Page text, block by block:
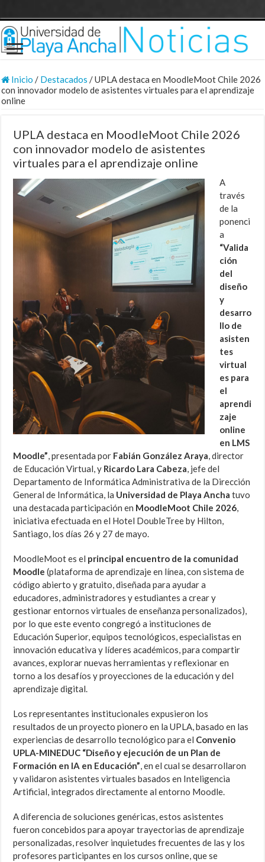
Inicio / Destacados /UPLA destaca en MoodleMoot Chile 2026
con innovador modelo de asistentes virtuales para el aprendizaje
online
UPLA destaca en MoodleMoot Chile 2026
con innovador modelo de asistentes
virtuales para el aprendizaje online
A
través
de la
ponenci
a
“Valida
ción
del
diseño
y
desarro
llo de
asisten
tes
virtual
es para
el
aprendi
zaje
online
en LMS
Moodle”, presentada por Fabián González Araya, director
de Educación Virtual, y Ricardo Lara Cabeza, jefe del
Departamento de Informática Administrativa de la Dirección
General de Informática, la Universidad de Playa Ancha tuvo
una destacada participación en MoodleMoot Chile 2026,
iniciativa efectuada en el Hotel DoubleTree by Hilton,
Santiago, los días 26 y 27 de mayo.
MoodleMoot es el principal encuentro de la comunidad
Moodle (plataforma de aprendizaje en línea, con sistema de
código abierto y gratuito, diseñada para ayudar a
educadores, administradores y estudiantes a crear y
gestionar entornos virtuales de enseñanza personalizados),
por lo que este evento congregó a instituciones de
Educación Superior, equipos tecnológicos, especialistas en
innovación educativa y líderes académicos, para compartir
avances, explorar nuevas herramientas y reflexionar en
torno a los desafíos y proyecciones de la educación y del
aprendizaje digital.
Los representantes institucionales expusieron los
resultados de un proyecto pionero en la UPLA, basado en las
experiencias de desarrollo tecnológico para el Convenio
UPLA-MINEDUC “Diseño y ejecución de un Plan de
Formación en IA en Educación”, en el cual se desarrollaron
y validaron asistentes virtuales basados en Inteligencia
Artificial, integrados directamente al entorno Moodle.
A diferencia de soluciones genéricas, estos asistentes
fueron concebidos para apoyar trayectorias de aprendizaje
personalizadas, resolver inquietudes frecuentes de las y los
profesores participantes en los cursos online, que se